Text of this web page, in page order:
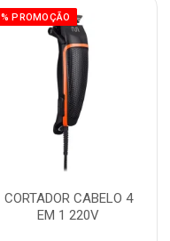
% PROMOÇÃO
CORTADOR CABELO 4
EM 1 220V